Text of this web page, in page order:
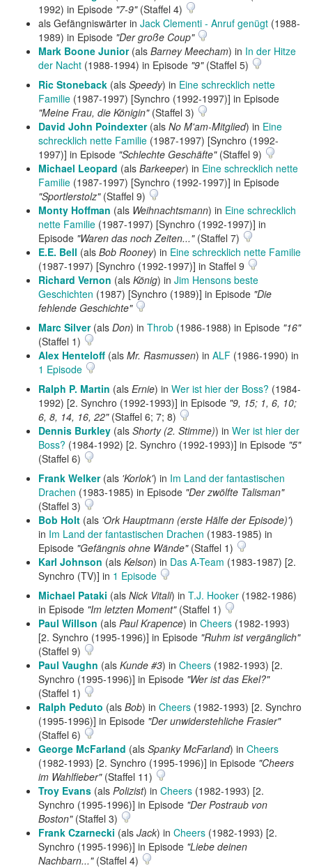
1992) in Episode "7-9"(Staffel 4)
als Gefängniswärter in Jack Clementi - Anruf genügt (1988-
1989) in Episode "Der große Coup"
Mark Boone Junior(als Barney Meecham) in In der Hitze
der Nacht (1988-1994) in Episode "9"(Staffel 5)
Ric Stoneback (als Speedy) in Eine schrecklich nette
Familie (1987-1997) [Synchro (1992-1997)] in Episode
"Meine Frau, die Königin"(Staffel 3)
David John Poindexter(als No M'am-Mitglied) in Eine
schrecklich nette Familie (1987-1997) [Synchro (1992-
1997)] in Episode "Schlechte Geschäfte"(Staffel 9)
Michael Leopard (als Barkeeper) in Eine schrecklich nette
Familie (1987-1997) [Synchro (1992-1997)] in Episode
"Sportlerstolz"(Staffel 9)
Monty Hoffman (als Weihnachtsmann) in Eine schrecklich
nette Familie (1987-1997) [Synchro (1992-1997)] in
Episode "Waren das noch Zeiten..."(Staffel 7)
E.E. Bell (als Bob Rooney) in Eine schrecklich nette Familie
(1987-1997) [Synchro (1992-1997)] in Staffel 9
Richard Vernon (als König) in Jim Hensons beste
Geschichten (1987) [Synchro (1989)] in Episode "Die
fehlende Geschichte"
Marc Silver(als Don) in Throb (1986-1988) in Episode "16"
(Staffel 1)
Alex Henteloff (als Mr. Rasmussen) in ALF (1986-1990) in
1 Episode
Ralph P. Martin (als Ernie) in Wer ist hier der Boss? (1984-
1992) [2. Synchro (1992-1993)] in Episode "9, 15; 1, 6, 10;
6, 8, 14, 16, 22"(Staffel 6; 7; 8)
Dennis Burkley (als Shorty (2. Stimme)) in Wer ist hier der
Boss? (1984-1992) [2. Synchro (1992-1993)] in Episode "5"
(Staffel 6)
Frank Welker(als 'Korlok') in Im Land der fantastischen
Drachen (1983-1985) in Episode "Der zwölfte Talisman"
(Staffel 3)
Bob Holt (als 'Ork Hauptmann (erste Hälfe der Episode)')
in Im Land der fantastischen Drachen (1983-1985) in
Episode "Gefängnis ohne Wände"(Staffel 1)
Karl Johnson (als Kelson) in Das A-Team (1983-1987) [2.
Synchro (TV)] in 1 Episode
Michael Pataki (als Nick Vitali) in T.J. Hooker (1982-1986)
in Episode "Im letzten Moment"(Staffel 1)
Paul Willson (als Paul Krapence) in Cheers (1982-1993)
[2. Synchro (1995-1996)] in Episode "Ruhm ist vergänglich"
(Staffel 9)
Paul Vaughn (als Kunde #3) in Cheers (1982-1993) [2.
Synchro (1995-1996)] in Episode "Wer ist das Ekel?"
(Staffel 1)
Ralph Peduto (als Bob) in Cheers (1982-1993) [2. Synchro
(1995-1996)] in Episode "Der unwiderstehliche Frasier"
(Staffel 6)
George McFarland (als Spanky McFarland) in Cheers
(1982-1993) [2. Synchro (1995-1996)] in Episode "Cheers
im Wahlfieber"(Staffel 11)
Troy Evans (als Polizist) in Cheers (1982-1993) [2.
Synchro (1995-1996)] in Episode "Der Postraub von
Boston"(Staffel 3)
Frank Czarnecki (als Jack) in Cheers (1982-1993) [2.
Synchro (1995-1996)] in Episode "Liebe deinen
Nachbarn..."(Staffel 4)